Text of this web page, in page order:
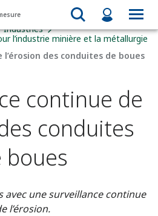
Industries
l’industrie minière et la métallurgie
des conduites de boues
continue de
conduites
boues
avec une surveillance continue
l’érosion.